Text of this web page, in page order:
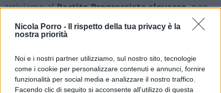
Nicola Porro -
Il rispetto della tua privacy è la
nostra priorità
Noi e i nostri partner utilizziamo, sul nostro sito, tecnologie
come i cookie per personalizzare contenuti e annunci, fornire
funzionalità per social media e analizzare il nostro traffico.
Facendo clic di seguito si acconsente all'utilizzo di questa
arriviamo alPartito Progressista slovacco, non
certo un movimento terroristico o rivoluzionario.